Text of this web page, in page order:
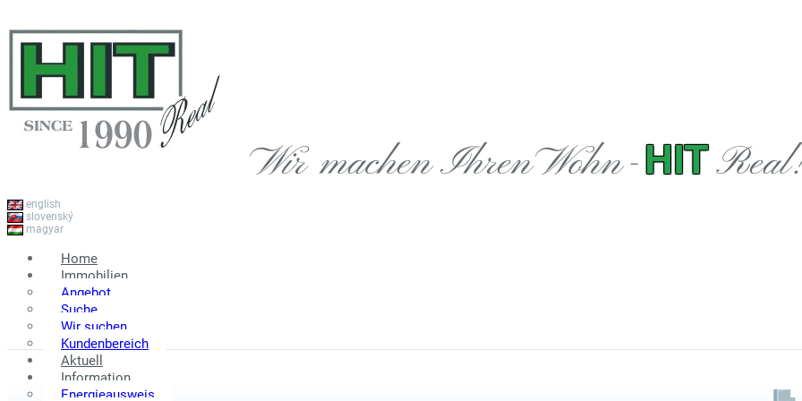
Wir machen Ihren Wohn-HIT
english
slovenský
magyar
Home
Immobilien
Angebot
Suche
Wir suchen
Kundenbereich
Aktuell
Information
Energieausweis